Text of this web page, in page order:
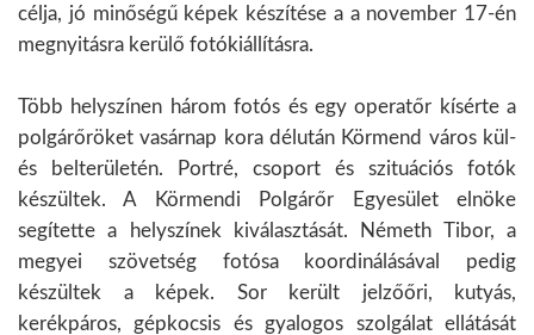
célja, jó minőségű képek készítése a a november 17-én
megnyitásra kerülő fotókiállításra.
Több helyszínen három fotós és egy operatőr kísérte a
polgárőröket vasárnap kora délután Körmend város kül-
és belterületén. Portré, csoport és szituációs fotók
készültek. A Körmendi Polgárőr Egyesület elnöke
segítette a helyszínek kiválasztását. Németh Tibor, a
megyei szövetség fotósa koordinálásával pedig
készültek a képek. Sor került jelzőőri, kutyás,
kerékpáros, gépkocsis és gyalogos szolgálat ellátását